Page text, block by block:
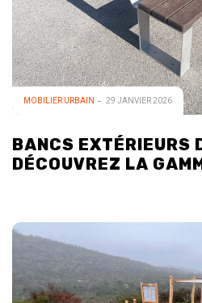
MOBILIER URBAIN 29 JANVIER 2026
BANCS EXTÉRIEURS
DÉCOUVREZ LA